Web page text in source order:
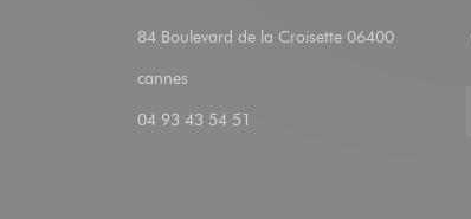
84 Boulevard de la Croisette 06400
cannes((ouvre une nouvelle fenêtre))
04 93 43 54 51